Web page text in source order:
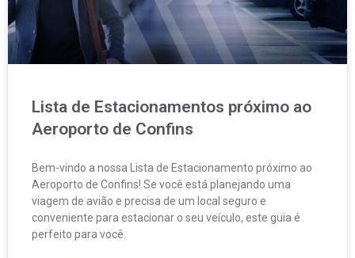
Lista de Estacionamentos próximo ao
Aeroporto de Confins
Bem-vindo a nossa Lista de Estacionamento próximo ao
Aeroporto de Confins! Se você está planejando uma
viagem de avião e precisa de um local seguro e
conveniente para estacionar o seu veículo, este guia é
perfeito para você.